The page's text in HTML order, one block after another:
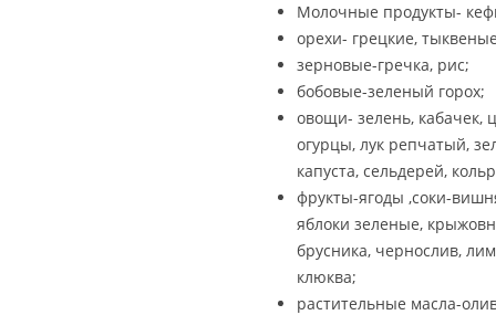
Молочные продукты-
орехи- грецкие,
зерновые-гречка, рис;
бобовые-зеленый горох;
овощи- зелень, кабачек,
огурцы, лук репчатый,
капуста, сельдерей,
фрукты-ягоды ,соки-
яблоки зеленые,
брусника, чернослив,
клюква;
растительные масла-